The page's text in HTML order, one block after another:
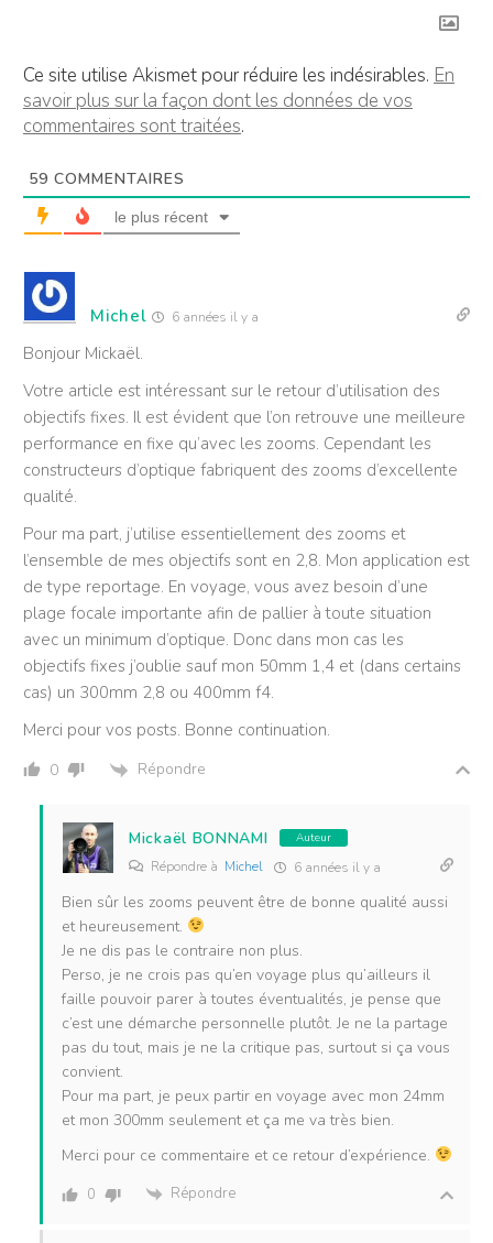
Ce site utilise Akismet pour réduire les indésirables. En
savoir plus sur la façon dont les données de vos
commentaires sont traitées.
59 COMMENTAIRES
le plus récent
Michel 6 années il y a
Bonjour Mickaël.
Votre article est intéressant sur le retour d’utilisation des
objectifs fixes. Il est évident que l’on retrouve une meilleure
performance en fixe qu’avec les zooms. Cependant les
constructeurs d’optique fabriquent des zooms d’excellente
qualité.
Pour ma part, j’utilise essentiellement des zooms et
l’ensemble de mes objectifs sont en 2,8. Mon application est
de type reportage. En voyage, vous avez besoin d’une
plage focale importante afin de pallier à toute situation
avec un minimum d’optique. Donc dans mon cas les
objectifs fixes j’oublie sauf mon 50mm 1,4 et (dans certains
cas) un 300mm 2,8 ou 400mm f4.
Merci pour vos posts. Bonne continuation.
0 Répondre
Mickaël BONNAMI Auteur
Répondre à Michel 6 années il y a
Bien sûr les zooms peuvent être de bonne qualité aussi
et heureusement.
Je ne dis pas le contraire non plus.
Perso, je ne crois pas qu’en voyage plus qu’ailleurs il
faille pouvoir parer à toutes éventualités, je pense que
c’est une démarche personnelle plutôt. Je ne la partage
pas du tout, mais je ne la critique pas, surtout si ça vous
convient.
Pour ma part, je peux partir en voyage avec mon 24mm
et mon 300mm seulement et ça me va très bien.
Merci pour ce commentaire et ce retour d’expérience.
0 Répondre